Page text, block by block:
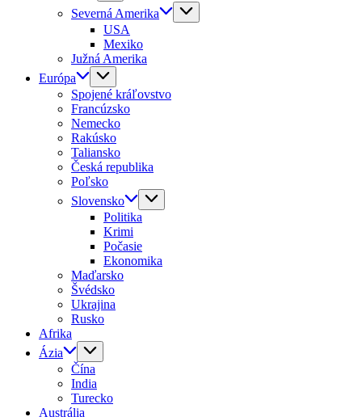
Severná Amerika
USA
Mexiko
Južná Amerika
Európa
Spojené kráľovstvo
Francúzsko
Nemecko
Rakúsko
Taliansko
Česká republika
Poľsko
Slovensko
Politika
Krimi
Počasie
Ekonomika
Maďarsko
Švédsko
Ukrajina
Rusko
Afrika
Ázia
Čína
India
Turecko
Austrália